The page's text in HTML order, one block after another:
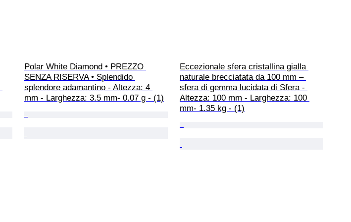
Polar White Diamond • PREZZO
SENZA RISERVA • Splendido
splendore adamantino - Altezza: 4
mm - Larghezza: 3.5 mm- 0.07 g - (1)
Eccezionale sfera cristallina gialla
naturale brecciatata da 100 mm –
sfera di gemma lucidata di Sfera -
Altezza: 100 mm - Larghezza: 100
mm- 1.35 kg - (1)